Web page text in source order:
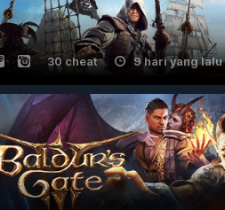
30 cheat 9 hari yang lalu